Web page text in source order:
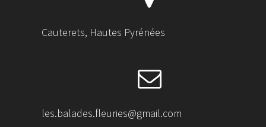
Cauterets, Hautes Pyrénées
les.balades.fleuries@gmail.com